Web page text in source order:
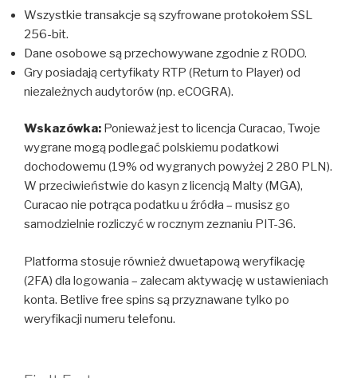
Wszystkie transakcje są szyfrowane protokołem SSL
256-bit.
Dane osobowe są przechowywane zgodnie z RODO.
Gry posiadają certyfikaty RTP (Return to Player) od
niezależnych audytorów (np. eCOGRA).
Wskazówka: Ponieważ jest to licencja Curacao, Twoje
wygrane mogą podlegać polskiemu podatkowi
dochodowemu (19% od wygranych powyżej 2 280 PLN).
W przeciwieństwie do kasyn z licencją Malty (MGA),
Curacao nie potrąca podatku u źródła – musisz go
samodzielnie rozliczyć w rocznym zeznaniu PIT-36.
Platforma stosuje również dwuetapową weryfikację
(2FA) dla logowania – zalecam aktywację w ustawieniach
konta. Betlive free spins są przyznawane tylko po
weryfikacji numeru telefonu.